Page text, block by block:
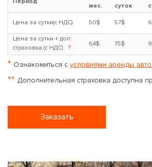
мес.
суток
Цена за сутки(с НДС) 50$ 57$
Цена за сутки + доп.
страховка (с НДС)
?
64$ 75$
* Ознакомиться с условиями аренды авто
** Дополнительная страховка доступна
Заказать